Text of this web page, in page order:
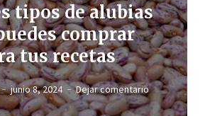
tipos de alubias
comprar
tus recetas
junio 8, 2024 Dejar comentario